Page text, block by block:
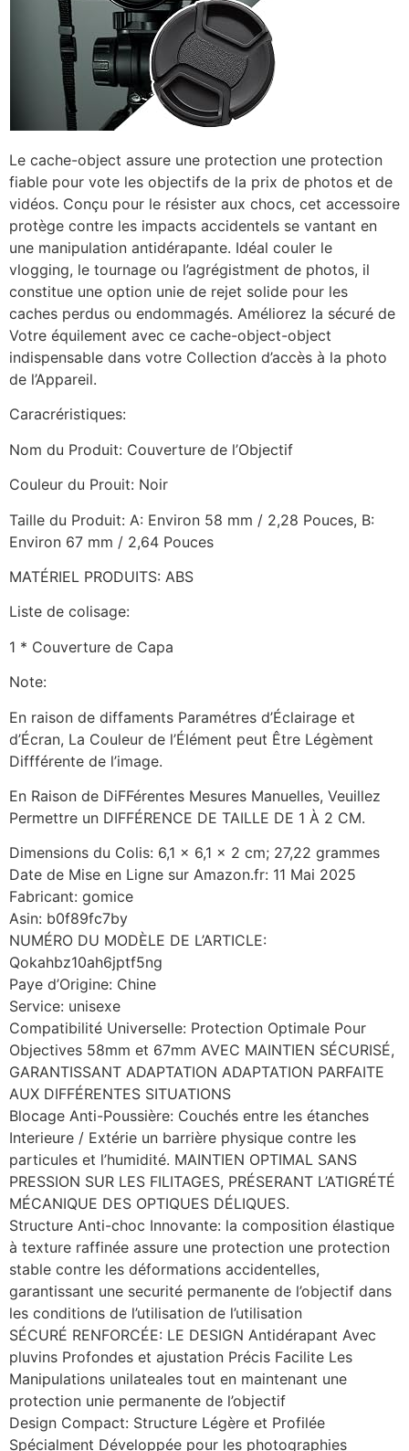
Le cache-object assure une protection une protection
fiable pour vote les objectifs de la prix de photos et de
vidéos. Conçu pour le résister aux chocs, cet accessoire
protège contre les impacts accidentels se vantant en
une manipulation antidérapante. Idéal couler le
vlogging, le tournage ou l’agrégistment de photos, il
constitue une option unie de rejet solide pour les
caches perdus ou endommagés. Améliorez la sécuré de
Votre équilement avec ce cache-object-object
indispensable dans votre Collection d’accès à la photo
de l’Appareil.
Caracréristiques:
Nom du Produit: Couverture de l’Objectif
Couleur du Prouit: Noir
Taille du Produit: A: Environ 58 mm / 2,28 Pouces, B:
Environ 67 mm / 2,64 Pouces
MATÉRIEL PRODUITS: ABS
Liste de colisage:
1 * Couverture de Capa
Note:
En raison de diffaments Paramétres d’Éclairage et
d’Écran, La Couleur de l’Élément peut Être Légèment
Diffférente de l’image.
En Raison de DiFFérentes Mesures Manuelles, Veuillez
Permettre un DIFFÉRENCE DE TAILLE DE 1 À 2 CM.
Dimensions du Colis: 6,1 x 6,1 x 2 cm; 27,22 grammes
Date de Mise en Ligne sur Amazon.fr: 11 Mai 2025
Fabricant: gomice
Asin: b0f89fc7by
NUMÉRO DU MODÈLE DE L’ARTICLE:
Qokahbz10ah6jptf5ng
Paye d’Origine: Chine
Service: unisexe
Compatibilité Universelle: Protection Optimale Pour
Objectives 58mm et 67mm AVEC MAINTIEN SÉCURISÉ,
GARANTISSANT ADAPTATION ADAPTATION PARFAITE
AUX DIFFÉRENTES SITUATIONS
Blocage Anti-Poussière: Couchés entre les étanches
Interieure / Extérie un barrière physique contre les
particules et l’humidité. MAINTIEN OPTIMAL SANS
PRESSION SUR LES FILITAGES, PRÉSERANT L’ATIGRÉTÉ
MÉCANIQUE DES OPTIQUES DÉLIQUES.
Structure Anti-choc Innovante: la composition élastique
à texture raffinée assure une protection une protection
stable contre les déformations accidentelles,
garantissant une securité permanente de l’objectif dans
les conditions de l’utilisation de l’utilisation
SÉCURÉ RENFORCÉE: LE DESIGN Antidérapant Avec
pluvins Profondes et ajustation Précis Facilite Les
Manipulations unilateales tout en maintenant une
protection unie permanente de l’objectif
Design Compact: Structure Légère et Profilée
Spécialment Développée pour les photographies